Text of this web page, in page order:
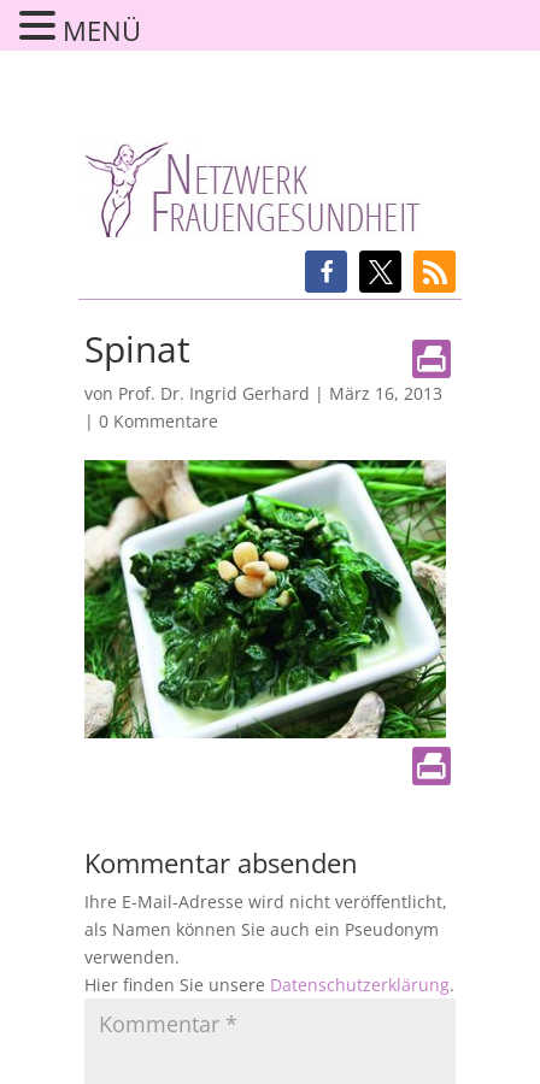
Spinat
von Prof. Dr. Ingrid Gerhard | März 16, 2013
| 0 Kommentare
Kommentar absenden
Ihre E-Mail-Adresse wird nicht veröffentlicht,
als Namen können Sie auch ein Pseudonym
verwenden.
Hier finden Sie unsere Datenschutzerklärung.
MENÜ